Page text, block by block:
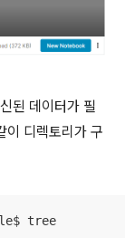
된 데이터가 필
이 디렉토리가 구
tree